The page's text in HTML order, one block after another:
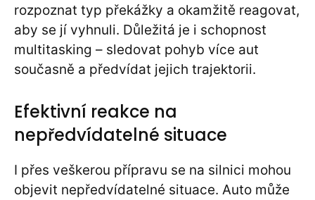
rozpoznat typ překážky a okamžitě reagovat,
aby se jí vyhnuli. Důležitá je i schopnost
multitasking – sledovat pohyb více aut
současně a předvídat jejich trajektorii.
Efektivní reakce na
nepředvídatelné situace
I přes veškerou přípravu se na silnici mohou
objevit nepředvídatelné situace. Auto může